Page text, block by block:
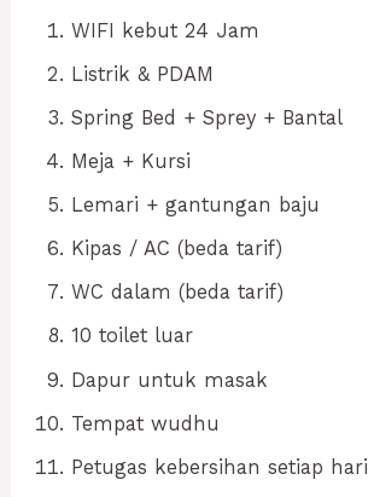
WIFI kebut 24 Jam
Listrik & PDAM
Spring Bed + Sprey + Bantal
Meja + Kursi
Lemari + gantungan baju
Kipas / AC (beda tarif)
WC dalam (beda tarif)
10 toilet luar
Dapur untuk masak
Tempat wudhu
Petugas kebersihan setiap hari